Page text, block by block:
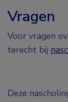
Vragen
Voor vragen
terecht bij
Deze